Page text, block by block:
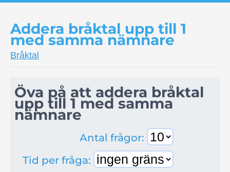
Addera bråktal upp till 1
med samma nämnare
Bråktal
Öva på att addera bråktal
upp till 1 med samma
nämnare
Antal frågor:
Tid per fråga: